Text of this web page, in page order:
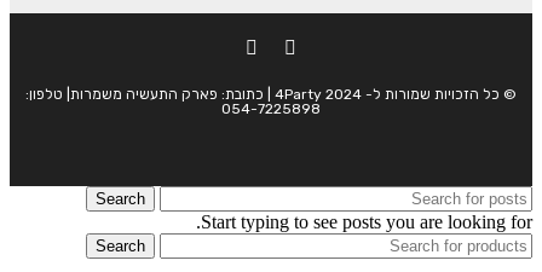
© כל הזכויות שמורות ל- 4Party 2024 | כתובת: פארק התעשיה משמרות| טלפון:
054-7225898
Search
Start typing to see posts you are looking for.
Search